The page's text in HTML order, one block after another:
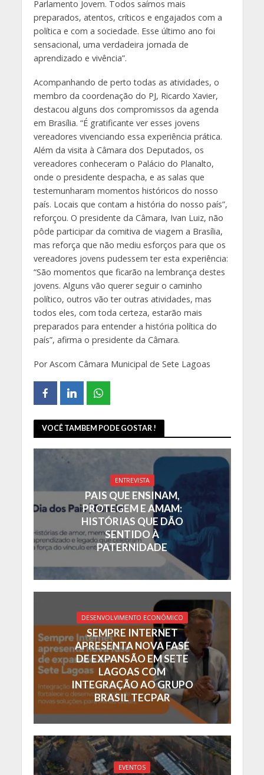
Parlamento Jovem. Todos saímos mais
preparados, atentos, críticos e engajados com a
política e com a sociedade. Esse último ano foi
sensacional, uma verdadeira jornada de
aprendizado e vivência”.
Acompanhando de perto todas as atividades, o
membro da coordenação do PJ, Ricardo Xavier,
destacou alguns dos compromissos da agenda
em Brasília. “É gratificante ver esses jovens
vereadores vivenciando essa experiência prática.
Além da visita à Câmara dos Deputados, os
vereadores conheceram o Palácio do Planalto,
onde o presidente despacha, e as salas que
testemunharam momentos históricos do nosso
país. Locais que contam a história do nosso país”,
reforçou. O presidente da Câmara, Ivan Luiz, não
pôde participar da comitiva de viagem a Brasília,
mas reforça que não mediu esforços para que os
vereadores jovens pudessem ter esta experiência:
“São momentos que ficarão na lembrança destes
jovens. Alguns vão querer seguir o caminho
político, outros vão ter outras atividades, mas
todos eles, com toda certeza, estarão mais
preparados para entender a história política do
país”, afirma o presidente da Câmara.
Por Ascom Câmara Municipal de Sete Lagoas
VOCÊ TAMBEM PODE GOSTAR !
ENTREVISTA
PAIS QUE ENSINAM,
PROTEGEM E AMAM:
HISTÓRIAS QUE DÃO
SENTIDO À
PATERNIDADE
DESENVOLVIMENTO ECONÔMICO
SEMPRE INTERNET
APRESENTA NOVA FASE
DE EXPANSÃO EM SETE
LAGOAS COM
INTEGRAÇÃO AO GRUPO
BRASIL TECPAR
EVENTOS